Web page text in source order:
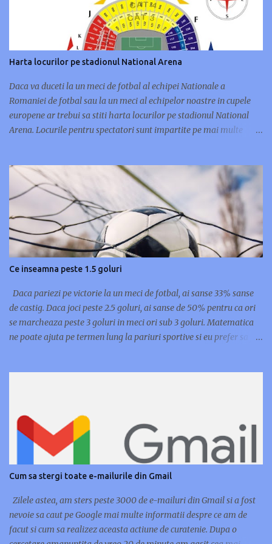
Harta locurilor pe stadionul National Arena
Daca va duceti la un meci de fotbal al echipei Nationale a
Romaniei de fotbal sau la un meci al echipelor noastre in cupele
europene ar trebui sa stiti harta locurilor pe stadionul National
Arena. Locurile pentru spectatori sunt impartite pe mai multe
inelul 2 al stadionului, dar la tribuna) si categoria a 3-a si a 4-a
care se afla in peluze. National Arena - Schema locuri stadion
Peluza I Nord - intrare Str. Pierre de Coubertin (Bilete Categorie 3
si Categorie 4) - acces Poarta H si Poarta G Peluza II Sud - intrare
Bd. Basarabia (Bilete Categorie 3 si Categorie 4) - acces Poarta B si
Poarta C Tribuna I Vest - intrare Str. Mr. Coravu (Bilete Categorie
Poarta O, Poarta L, Poarta K Tribuna II Est - intrare Str. Socului
(Bilete Categoria 1, Categorie 2) - acces Poarta D, Poar...
Ce inseamna peste 1.5 goluri
Daca pariezi pe victorie la un meci de fotbal, ai sanse 33% sanse
de castig. Daca joci peste 2.5 goluri, ai sanse de 50% pentru ca ori
se marcheaza peste 3 goluri in meci ori sub 3 goluri. Matematica
ne poate ajuta pe termen lung la pariuri sportive si eu prefer sa joc
problema cu peste 1.5 goluri, o sa va prezint mai jos si alte pariuri
pe goluri marcate. Peste 0.5 goluri - Castigi acest pariu daca se
inscrie cel putin 1 gol in meci si il pierzi daca se termina cu scor alb,
peste 2.5 goluri daca scorul final este 2-1, 3-0, 2-2, 3-1, 3-2, 4-0, 4-1,
4-2, 3-3, 3-4 ...
Cum sa stergi toate e-mailurile din Gmail
Zilele astea, am sters peste 3000 de e-mailuri din Gmail si a fost
nevoie sa caut pe Google mai multe informatii despre ce am de
facut si cum sa realizez aceasta actiune de curatenie. Dupa o